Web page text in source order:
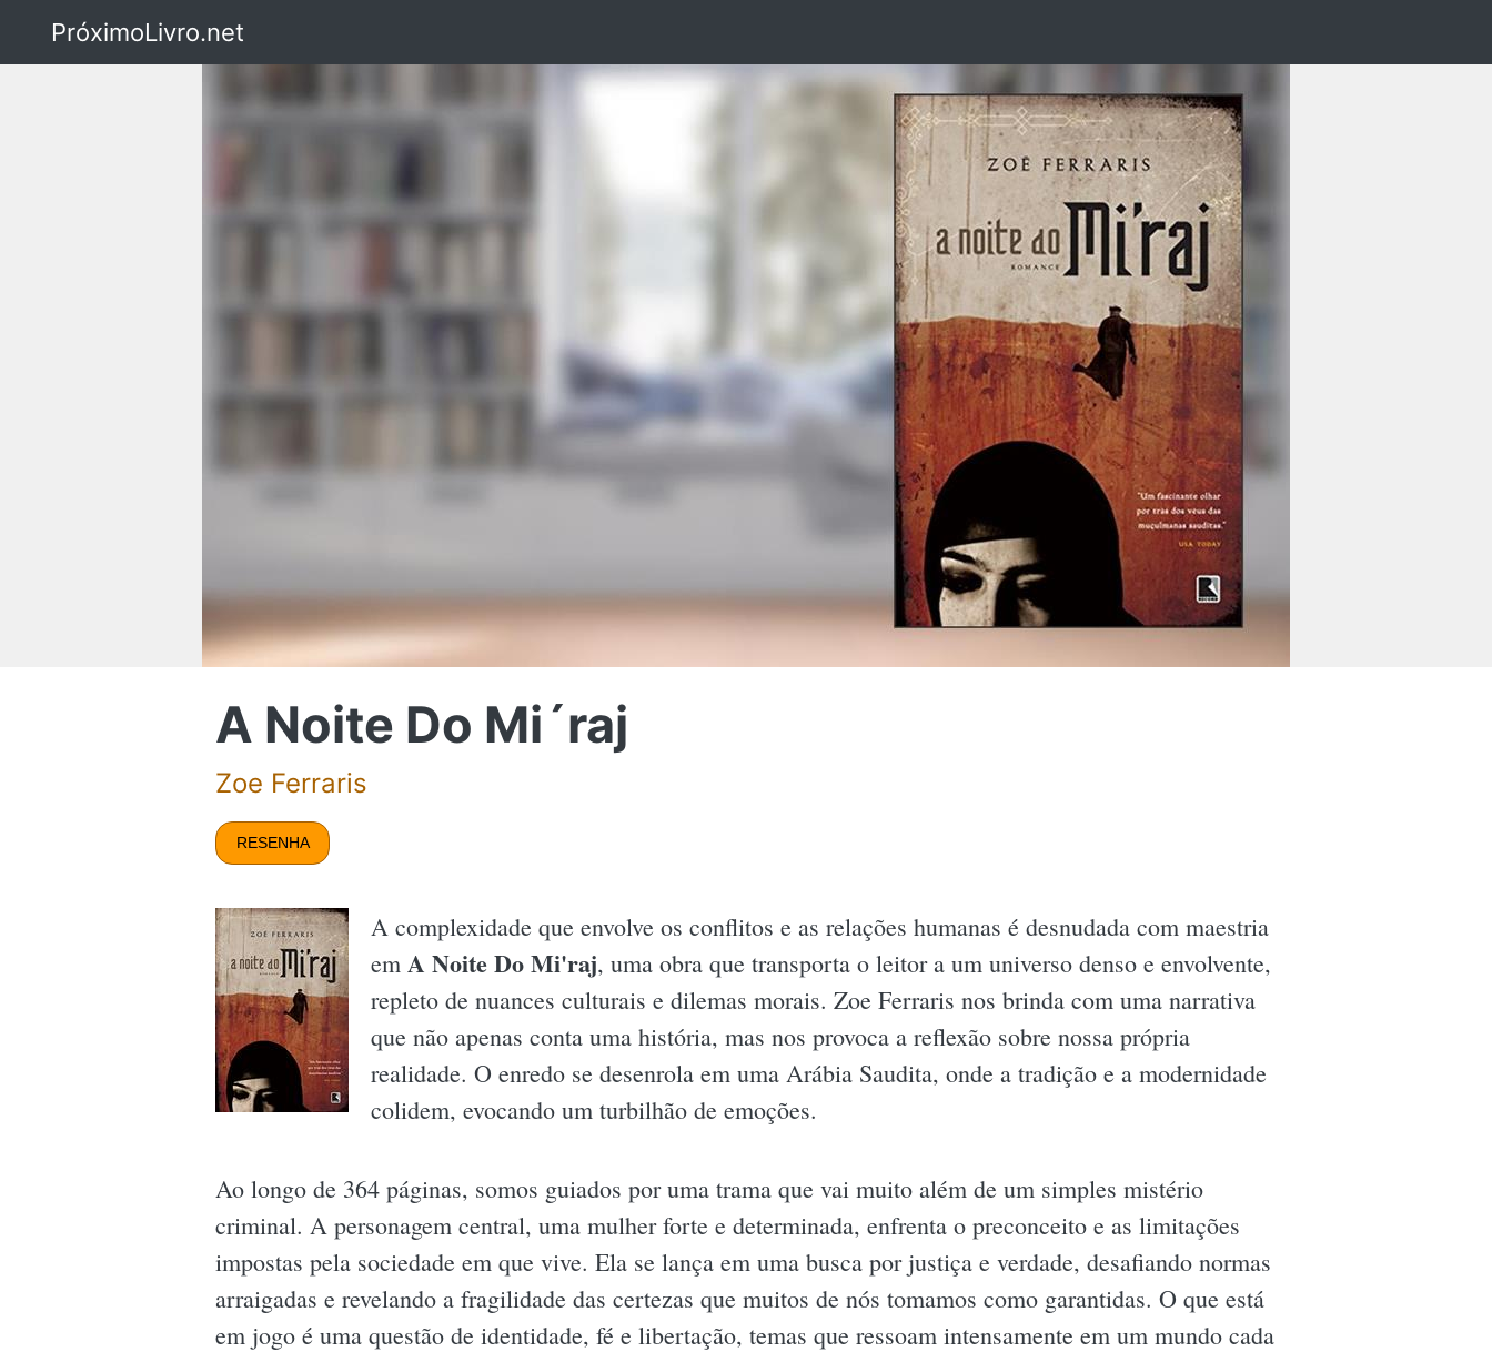
PróximoLivro.net
A Noite Do Mi´raj
Zoe Ferraris
RESENHA
A complexidade que envolve os conflitos e as relações humanas é desnudada com maestria
em A Noite Do Mi'raj, uma obra que transporta o leitor a um universo denso e envolvente,
repleto de nuances culturais e dilemas morais. Zoe Ferraris nos brinda com uma narrativa
que não apenas conta uma história, mas nos provoca a reflexão sobre nossa própria
realidade. O enredo se desenrola em uma Arábia Saudita, onde a tradição e a modernidade
colidem, evocando um turbilhão de emoções.
Ao longo de 364 páginas, somos guiados por uma trama que vai muito além de um simples mistério
criminal. A personagem central, uma mulher forte e determinada, enfrenta o preconceito e as limitações
impostas pela sociedade em que vive. Ela se lança em uma busca por justiça e verdade, desafiando normas
arraigadas e revelando a fragilidade das certezas que muitos de nós tomamos como garantidas. O que está
em jogo é uma questão de identidade, fé e libertação, temas que ressoam intensamente em um mundo cada